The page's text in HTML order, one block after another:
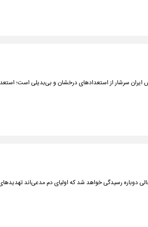
ایران سرشار از استعدادهای درخشان و بی‌بدیلی است؛
دوباره رسیدگی خواهد شد که اولیای دم مدعی‌اند